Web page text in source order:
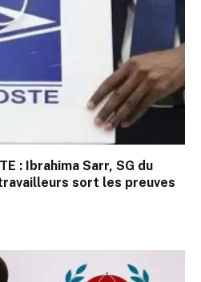
: Ibrahima Sarr, SG du
sort les preuves